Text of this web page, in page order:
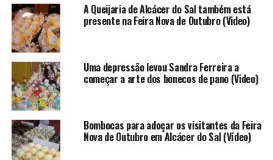
A Queijaria de Alcácer do Sal também está
presente na Feira Nova de Outubro (Video)
Uma depressão levou Sandra Ferreira a
começar a arte dos bonecos de pano (Video)
Bombocas para adoçar os visitantes da Feira
Nova de Outubro em Alcácer do Sal (Vídeo)